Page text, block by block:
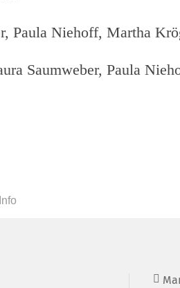
Paula Niehoff, Martha
Saumweber, Paula